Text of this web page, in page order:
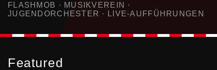
FLASHMOB · MUSIKVEREIN ·
JUGENDORCHESTER · LIVE-AUFFÜHRUNGEN
Featured